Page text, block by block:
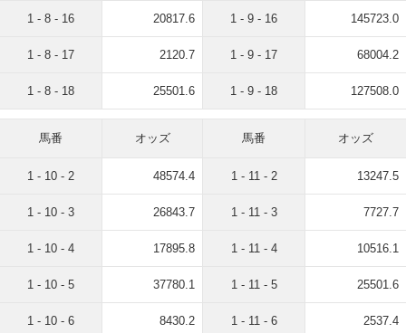
1 - 8 - 16 20817.6
1 - 8 - 17 2120.7
1 - 8 - 18 25501.6
1 - 9 - 16 145723.0
1 - 9 - 17 68004.2
1 - 9 - 18 127508.0
馬番 オッズ
1 - 10 - 2 48574.4
1 - 10 - 3 26843.7
1 - 10 - 4 17895.8
1 - 10 - 5 37780.1
1 - 10 - 6 8430.2
馬番 オッズ
1 - 11 - 2 13247.5
1 - 11 - 3 7727.7
1 - 11 - 4 10516.1
1 - 11 - 5 25501.6
1 - 11 - 6 2537.4